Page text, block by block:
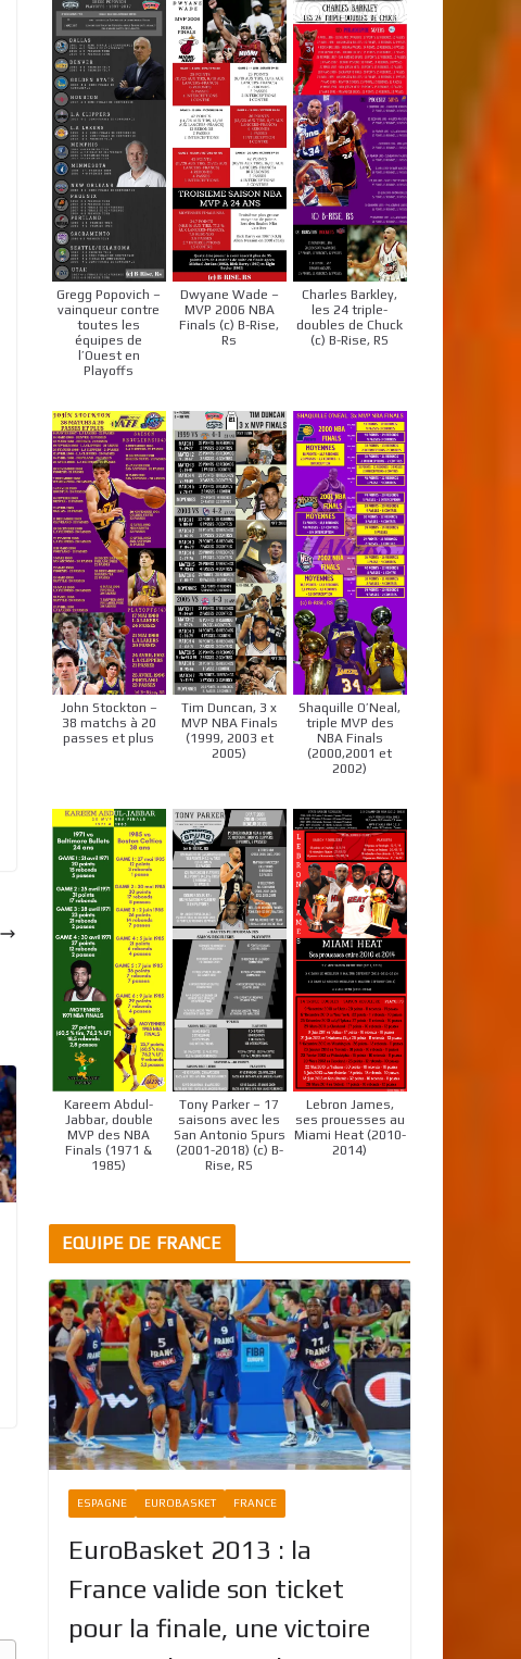
Gregg Popovich –
vainqueur contre
toutes les
équipes de
l’Ouest en
Playoffs
Dwyane Wade –
MVP 2006 NBA
Finals (c) B-Rise,
Rs
Charles Barkley,
les 24 triple-
doubles de Chuck
(c) B-Rise, RS
John Stockton –
38 matchs à 20
passes et plus
Tim Duncan, 3 x
MVP NBA Finals
(1999, 2003 et
2005)
Shaquille O’Neal,
triple MVP des
NBA Finals
(2000,2001 et
2002)
Kareem Abdul-
Jabbar, double
MVP des NBA
Finals (1971 &
1985)
Tony Parker – 17
saisons avec les
San Antonio Spurs
(2001-2018) (c) B-
Rise, RS
Lebron James,
ses prouesses au
Miami Heat (2010-
2014)
EQUIPE DE FRANCE
ESPAGNE EUROBASKET FRANCE
EuroBasket 2013 : la
France valide son ticket
pour la finale, une victoire